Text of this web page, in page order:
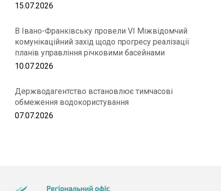
15.07.2026
В Івано-Франківську провели VІ Міжвідомчий
комунікаційний захід щодо прогресу реалізації
планів управління річковими басейнами
10.07.2026
Держводагентство встановлює тимчасові
обмеження водокористування
07.07.2026